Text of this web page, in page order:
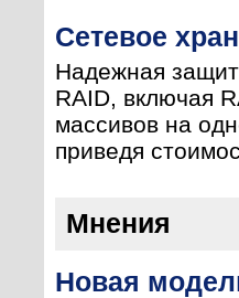
Сетевое
Надежная
RAID, включая
массивов на
приведя
Мнения
Новая